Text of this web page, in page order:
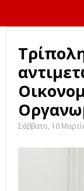
Σάββατο, 10